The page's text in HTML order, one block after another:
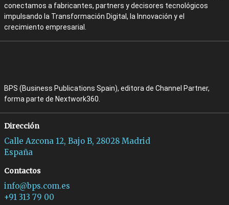
conectamos a fabricantes, partners y decisores tecnológicos
impulsando la Transformación Digital, la Innovación y el
crecimiento empresarial.
BPS (Business Publications Spain), editora de Channel Partner,
forma parte de Nextwork360.
Dirección
Calle Azcona 12, Bajo B, 28028 Madrid
España
Contactos
info@bps.com.es
+91 313 79 00